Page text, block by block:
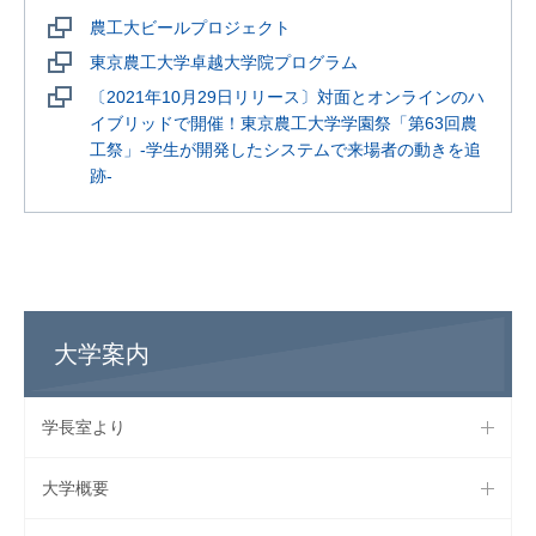
農工大ビールプロジェクト
東京農工大学卓越大学院プログラム
〔2021年10月29日リリース〕対面とオンラインのハ
イブリッドで開催！東京農工大学学園祭「第63回農
工祭」-学生が開発したシステムで来場者の動きを追
跡-
大学案内
学長室より
大学概要